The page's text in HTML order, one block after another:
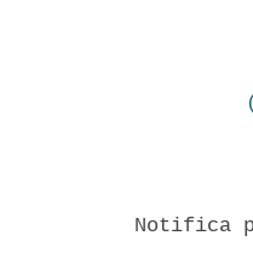
Notifica